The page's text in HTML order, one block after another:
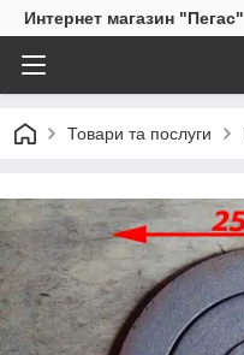
Интернет магазин "Пегас"
Товари та послуги